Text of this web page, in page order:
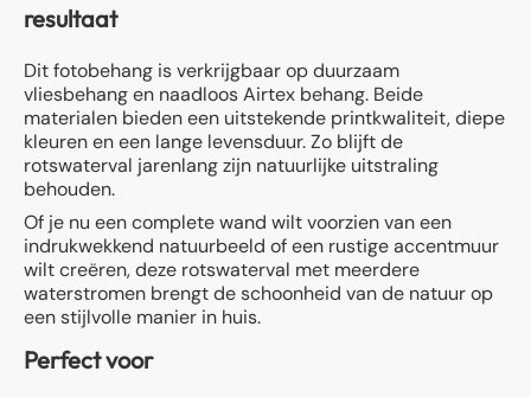
resultaat
Dit fotobehang is verkrijgbaar op duurzaam
vliesbehang en naadloos Airtex behang. Beide
materialen bieden een uitstekende printkwaliteit, diepe
kleuren en een lange levensduur. Zo blijft de
rotswaterval jarenlang zijn natuurlijke uitstraling
behouden.
Of je nu een complete wand wilt voorzien van een
indrukwekkend natuurbeeld of een rustige accentmuur
wilt creëren, deze rotswaterval met meerdere
waterstromen brengt de schoonheid van de natuur op
een stijlvolle manier in huis.
Perfect voor